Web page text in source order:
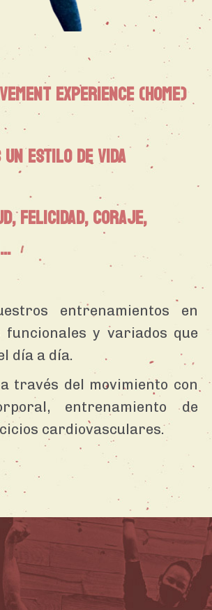
Experience (HOME)
UN ESTILO DE VIDA
FELICIDAD, CORAJE,
entrenamientos en
funcionales y variados que
día a día.
través del movimiento con
entrenamiento de
cardiovasculares.